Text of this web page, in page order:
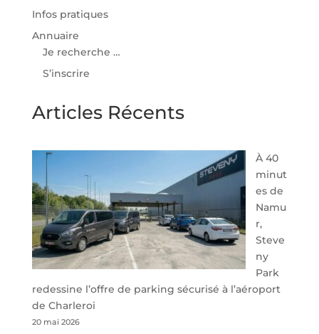
Infos pratiques
Annuaire
Je recherche …
S’inscrire
Articles Récents
À 40
minut
es de
Namu
r,
Steve
ny
Park
redessine l’offre de parking sécurisé à l’aéroport
de Charleroi
20 mai 2026